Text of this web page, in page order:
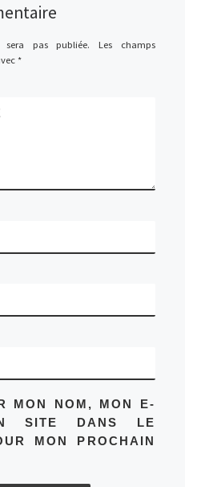
pas publiée.
Les champs
*
MON NOM, MON E-
SITE DANS LE
MON PROCHAIN